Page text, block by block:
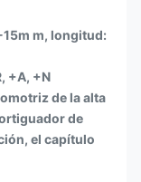
15m m, longitud:
+A, +N
de la alta
de
el capítulo